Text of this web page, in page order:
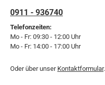
0911 - 936740
Telefonzeiten:
Mo - Fr: 09:30 - 12:00 Uhr
Mo - Fr: 14:00 - 17:00 Uhr
Oder über unser Kontaktformular.